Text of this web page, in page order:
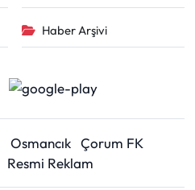
Haber Arşivi
Osmancık Çorum FK
Resmi Reklam